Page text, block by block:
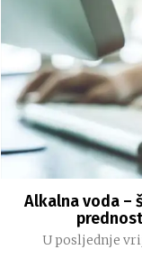
Alkalna voda –
U posljednje